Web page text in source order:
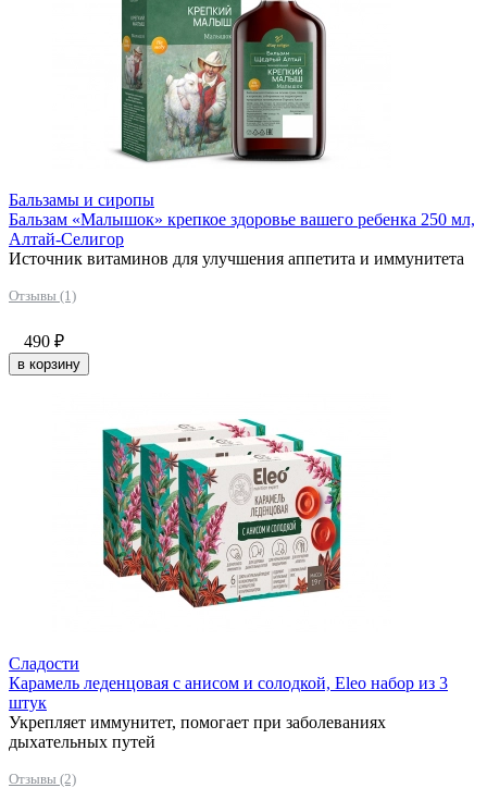
Бальзамы и сиропы
Бальзам «Малышок» крепкое здоровье вашего ребенка 250 мл,
Алтай-Селигор
Источник витаминов для улучшения аппетита и иммунитета
Отзывы (1)
490 ₽
в корзину
Сладости
Карамель леденцовая с анисом и солодкой, Eleo набор из 3
штук
Укрепляет иммунитет, помогает при заболеваниях
дыхательных путей
Отзывы (2)